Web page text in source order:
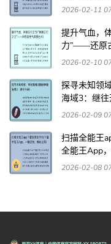
2026-02-11
提升气血，
力”——还原
2026-02-10
探寻未知领
海域3：继往
2026-02-09
扫描全能王
全能王App
2026-02-08